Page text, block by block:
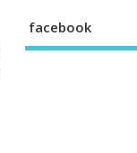
facebook